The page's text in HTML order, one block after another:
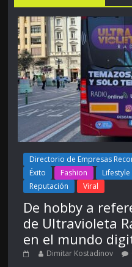
Directorio de Empresas
Éxito
Fashion Lifestyle
Reputación
Viral
De hobby a
de Ultravioleta
en el mundo
Dimitar Kostadinov